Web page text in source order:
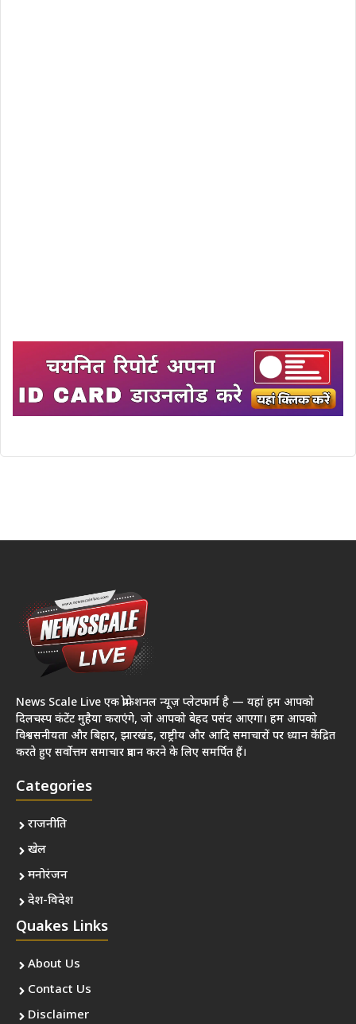
News Scale Live एक प्रोफेशनल न्यूज़ प्लेटफार्म है — यहां हम आपको
दिलचस्प कंटेंट मुहैया कराएंगे, जो आपको बेहद पसंद आएगा। हम आपको
विश्वसनीयता और बिहार, झारखंड, राष्ट्रीय और आदि समाचारों पर ध्यान केंद्रित
करते हुए सर्वोत्तम समाचार प्रदान करने के लिए समर्पित हैं।
Categories
राजनीति
खेल
मनोरंजन
देश-विदेश
Quakes Links
About Us
Contact Us
Disclaimer